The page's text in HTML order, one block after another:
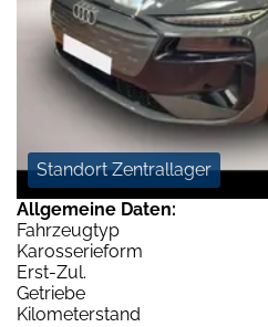
Standort Zentrallager
Allgemeine Daten:
Fahrzeugtyp
Karosserieform
Erst-Zul.
Getriebe
Kilometerstand